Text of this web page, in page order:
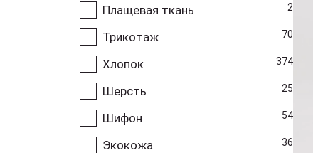
Плащевая ткань 2
Трикотаж 70
Хлопок 374
Шерсть 25
Шифон 54
Экокожа 36